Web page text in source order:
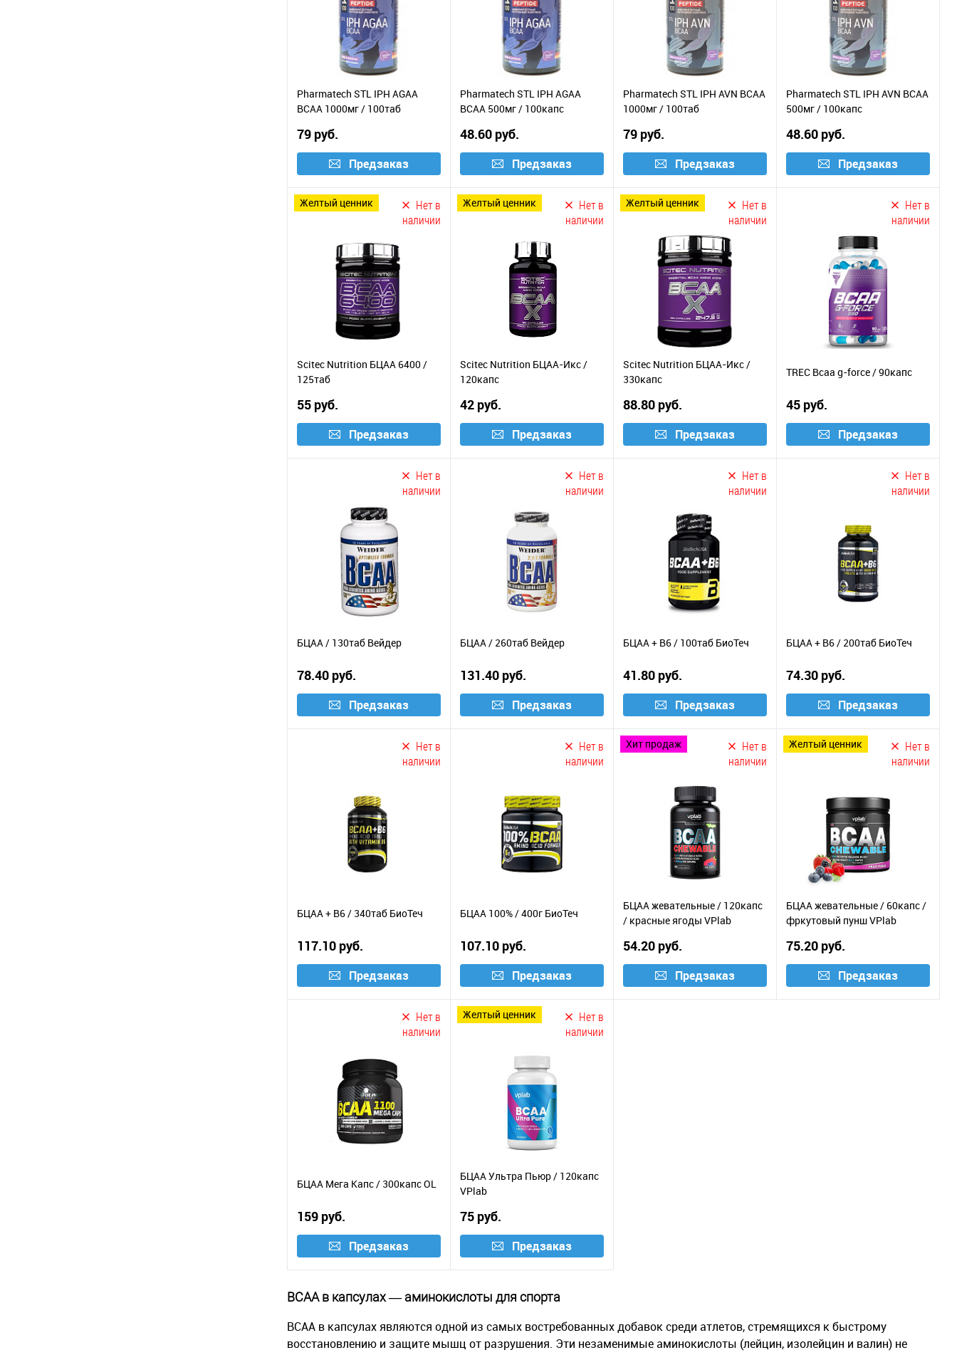
Pharmatech STL IPH AGAA
BCAA 1000мг / 100таб
79 руб.
Предзаказ
Pharmatech STL IPH AGAA
BCAA 500мг / 100капс
48.60 руб.
Предзаказ
Pharmatech STL IPH AVN BCAA
1000мг / 100таб
79 руб.
Предзаказ
Pharmatech STL IPH AVN BCAA
500мг / 100капс
48.60 руб.
Предзаказ
желтый ценник
Нет в
наличии
Scitec Nutrition БЦАА 6400 /
125таб
55 руб.
Предзаказ
желтый ценник
Нет в
наличии
Scitec Nutrition БЦАА-Икс /
120капс
42 руб.
Предзаказ
желтый ценник
Нет в
наличии
Scitec Nutrition БЦАА-Икс /
330капс
88.80 руб.
Предзаказ
Нет в
наличии
TREC Bcaa g-force / 90капс
45 руб.
Предзаказ
Нет в
наличии
БЦАА / 130таб Вейдер
78.40 руб.
Предзаказ
Нет в
наличии
БЦАА / 260таб Вейдер
131.40 руб.
Предзаказ
Нет в
наличии
БЦАА + B6 / 100таб БиоТеч
41.80 руб.
Предзаказ
Нет в
наличии
БЦАА + B6 / 200таб БиоТеч
74.30 руб.
Предзаказ
Нет в
наличии
БЦАА + B6 / 340таб БиоТеч
117.10 руб.
Предзаказ
Нет в
наличии
БЦАА 100% / 400г БиоТеч
107.10 руб.
Предзаказ
хит продаж
Нет в
наличии
БЦАА жевательные / 120капс
/ красные ягоды VPlab
54.20 руб.
Предзаказ
желтый ценник
Нет в
наличии
БЦАА жевательные / 60капс /
фркутовый пунш VPlab
75.20 руб.
Предзаказ
Нет в
наличии
БЦАА Мега Капс / 300капс OL
159 руб.
Предзаказ
желтый ценник
Нет в
наличии
БЦАА Ультра Пьюр / 120капс
VPlab
75 руб.
Предзаказ
BCAA в капсулах — аминокислоты для спорта
BCAA в капсулах являются одной из самых востребованных добавок среди атлетов, стремящихся к быстрому
восстановлению и защите мышц от разрушения. Эти незаменимые аминокислоты (лейцин, изолейцин и валин) не